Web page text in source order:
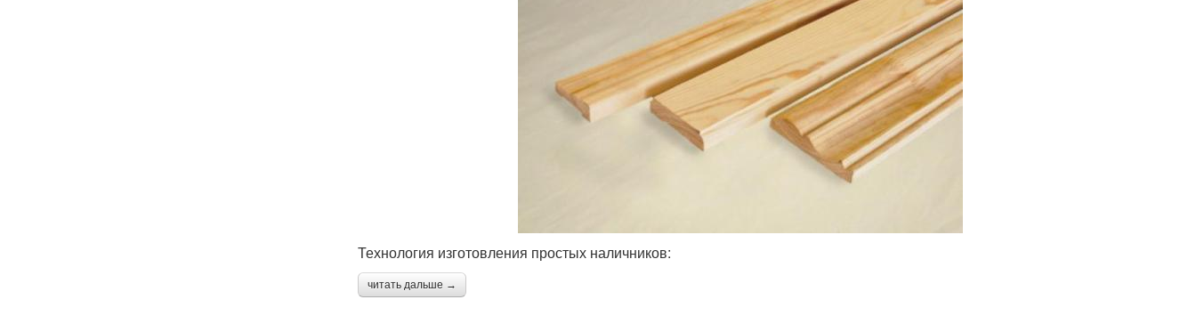
Технология изготовления простых наличников:
читать дальше →